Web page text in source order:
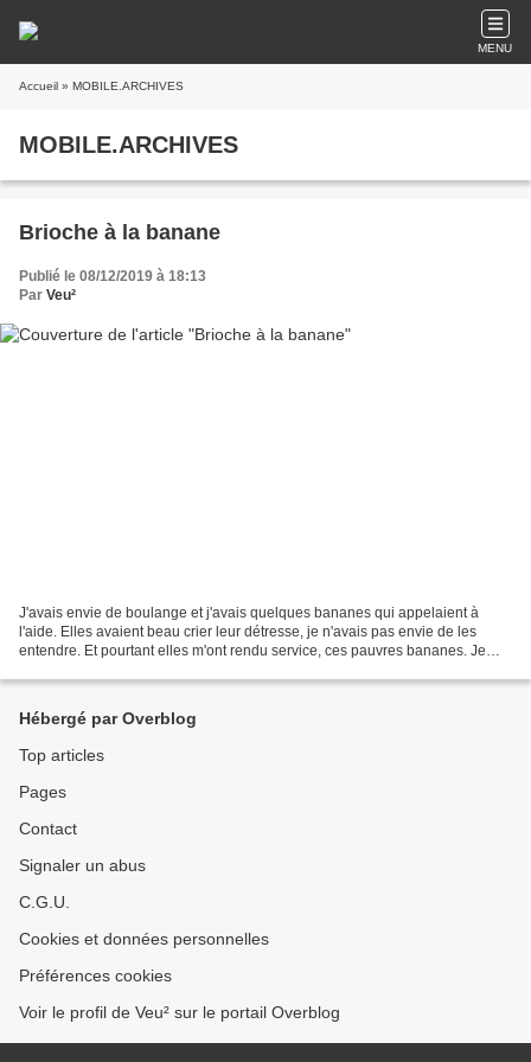
MENU
Accueil » MOBILE.ARCHIVES
MOBILE.ARCHIVES
Brioche à la banane
Publié le 08/12/2019 à 18:13
Par Veu²
J'avais envie de boulange et j'avais quelques bananes qui appelaient à
l'aide. Elles avaient beau crier leur détresse, je n'avais pas envie de les
entendre. Et pourtant elles m'ont rendu service, ces pauvres bananes. Je
Hébergé par Overblog
Top articles
Pages
Contact
Signaler un abus
C.G.U.
Cookies et données personnelles
Préférences cookies
Voir le profil de Veu² sur le portail Overblog